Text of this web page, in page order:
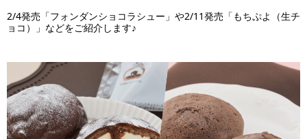
2/4発売「フォンダンショコラシュー」や2/11発売「もちぷよ（生チ
ョコ）」などをご紹介します♪